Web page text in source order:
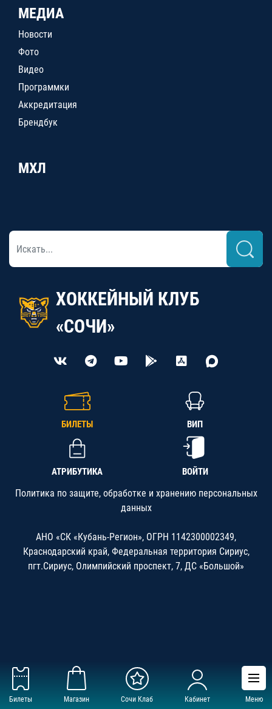
Билеты Магазин Сочи Клаб Кабинет Меню
МЕДИА
Новости
Фото
Видео
Программки
Аккредитация
Брендбук
МХЛ
ХОККЕЙНЫЙ КЛУБ
«СОЧИ»
БИЛЕТЫ ВИП
АТРИБУТИКА ВОЙТИ
Политика по защите, обработке и хранению персональных
данных
АНО «СК «Кубань-Регион», ОГРН 1142300002349,
Краснодарский край, Федеральная территория Сириус,
пгт.Сириус, Олимпийский проспект, 7, ДС «Большой»